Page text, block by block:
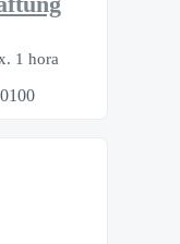
1 hora